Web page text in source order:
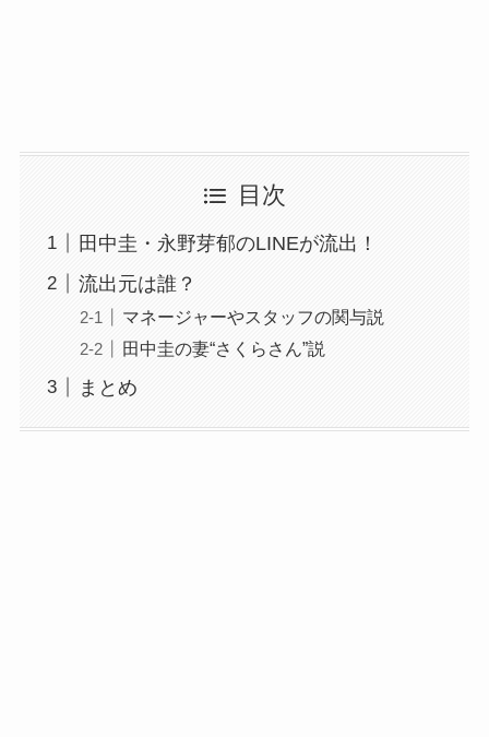
目次
田中圭・永野芽郁のLINEが流出！
流出元は誰？
マネージャーやスタッフの関与説
田中圭の妻“さくらさん”説
まとめ